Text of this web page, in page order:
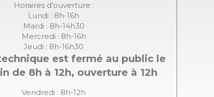
Horaires d’ouverture :
Lundi : 8h-16h
Mardi : 8h-14h30
Mercredi : 8h-16h
Jeudi : 8h-16h30
est fermé au public le
de 8h à 12h, ouverture à 12h
Vendredi : 8h-12h